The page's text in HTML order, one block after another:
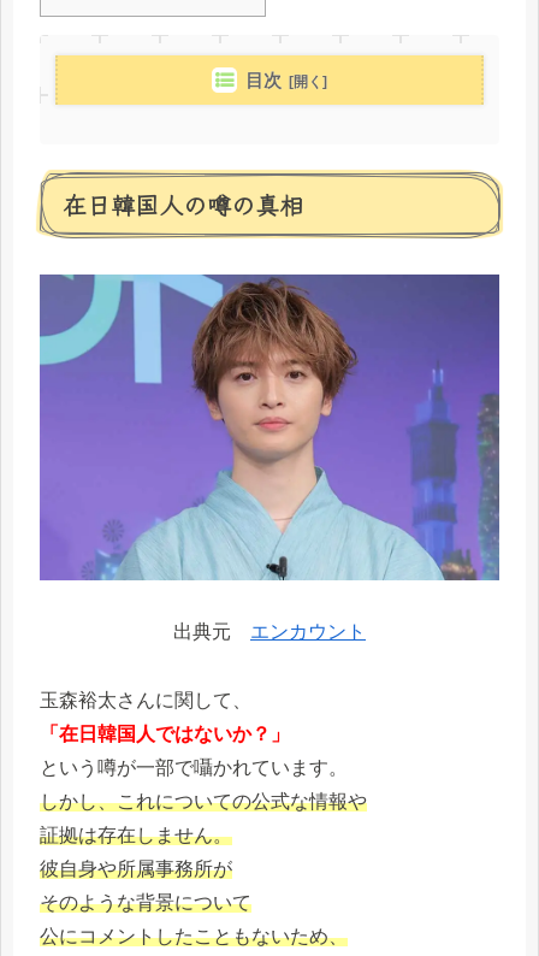
目次
在日韓国人の噂の真相
出典元 エンカウント
玉森裕太さんに関して、
「在日韓国人ではないか？」
という噂が一部で囁かれています。
しかし、これについての公式な情報や
証拠は存在しません。
彼自身や所属事務所が
そのような背景について
公にコメントしたこともないため、